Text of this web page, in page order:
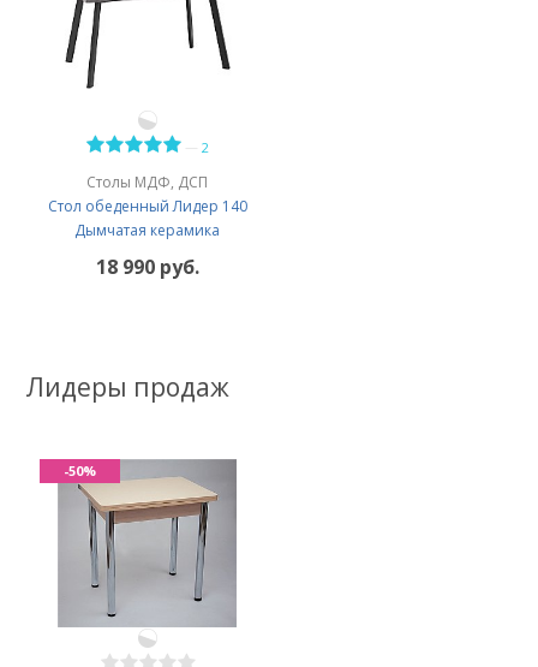
2
Столы МДФ, ДСП
Стол обеденный Лидер 140
Дымчатая керамика
18 990 руб.
Лидеры продаж
-50%